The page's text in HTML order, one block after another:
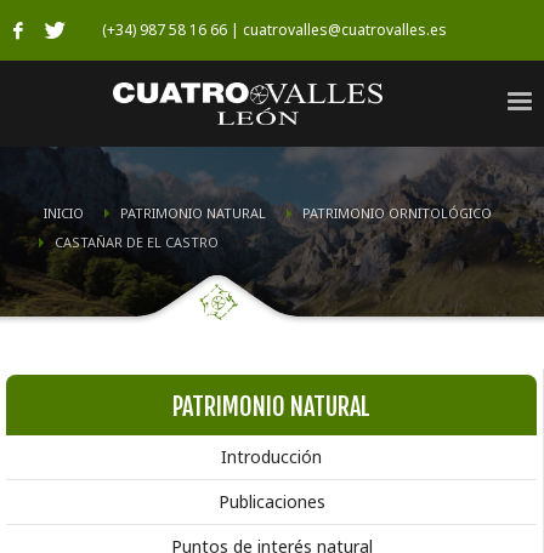
(+34) 987 58 16 66 | cuatrovalles@cuatrovalles.es
INICIO PATRIMONIO NATURAL
PATRIMONIO ORNITOLÓGICO
CASTAÑAR DE EL CASTRO
PATRIMONIO NATURAL
Introducción
Publicaciones
Puntos de interés natural